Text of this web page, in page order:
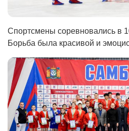
Спортсмены соревновались в
Борьба была красивой и